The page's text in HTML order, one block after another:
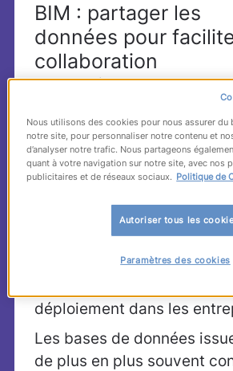
BIM : partager les
données pour
collaboration
Des architectes aux
passant par les maîtres
entreprises de BTP, tous
avantages du BIM.Ce
collaboratif, qui utilise des
construire moins cher et
Pourtant, chez certains
collaborateurs, les
déploiement dans les
Les bases de données
de plus en plus souvent
Nous utilisons des cookies pour nous assurer du
notre site, pour personnaliser notre contenu et
d’analyser notre trafic. Nous partageons
quant à votre navigation sur notre site, avec nos
publicitaires et de réseaux sociaux. Politique de
Autoriser tous les
Paramètres des cookies